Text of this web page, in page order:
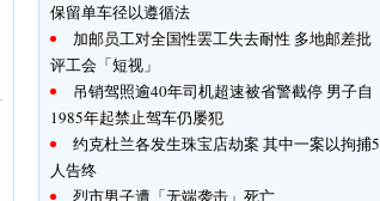
保留单车径以遵循法
加邮员工对全国性罢工失去耐性 多地邮差批
评工会「短视」
吊销驾照逾40年司机超速被省警截停 男子自
1985年起禁止驾车仍屡犯
约克杜兰各发生珠宝店劫案 其中一案以拘捕5
人告终
烈市男子遭「无端袭击」死亡